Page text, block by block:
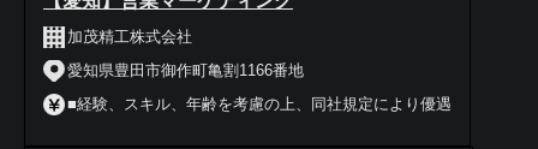
加茂精工株式会社
愛知県豊田市御作町亀割1166番地
■経験、スキル、年齢を考慮の上、同社規定により優遇